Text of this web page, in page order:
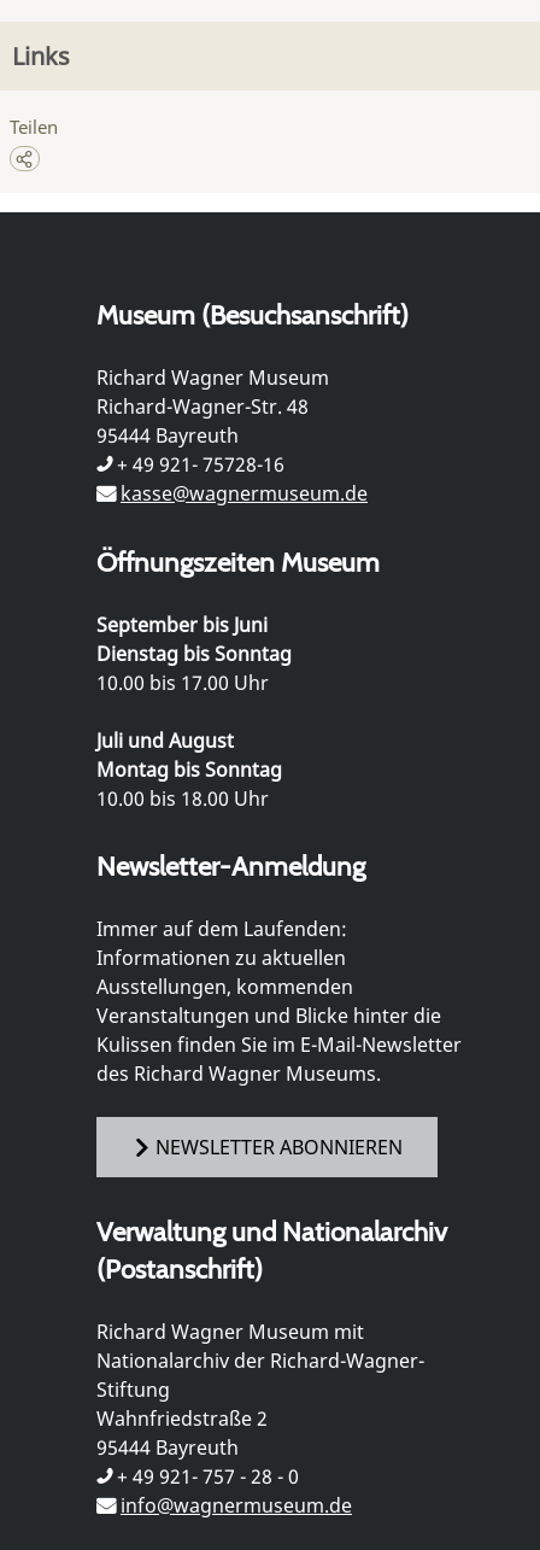
Links
Teilen
Museum (Besuchsanschrift)
Richard Wagner Museum
Richard-Wagner-Str. 48
95444 Bayreuth
+ 49 921- 75728-16
kasse@wagnermuseum.de
Öffnungszeiten Museum
September bis Juni
Dienstag bis Sonntag
10.00 bis 17.00 Uhr
Juli und August
Montag bis Sonntag
10.00 bis 18.00 Uhr
Newsletter-Anmeldung
Immer auf dem Laufenden:
Informationen zu aktuellen
Ausstellungen, kommenden
Veranstaltungen und Blicke hinter die
Kulissen finden Sie im E-Mail-Newsletter
des Richard Wagner Museums.
NEWSLETTER ABONNIEREN
Verwaltung und Nationalarchiv
(Postanschrift)
Richard Wagner Museum mit
Nationalarchiv der Richard-Wagner-
Stiftung
Wahnfriedstraße 2
95444 Bayreuth
+ 49 921- 757 - 28 - 0
info@wagnermuseum.de